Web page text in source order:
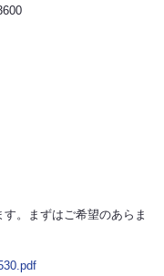
。まずはご希望のあらま